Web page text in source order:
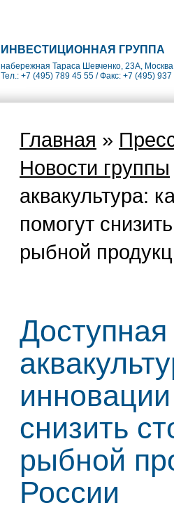
ИНВЕСТИЦИОННАЯ ГРУППА
набережная Тараса Шевченко, 23А,
Тел.: +7 (495) 789 45 55 / Факс: +7 (495)
Главная »
Новости группы
аквакультура:
помогут
рыбной
Доступная
снизить
рыбной
России